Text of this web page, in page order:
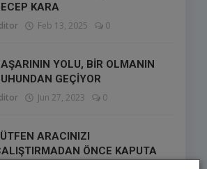
KARA
Feb 13, 2025 0
YOLU, BİR OLMANIN
GEÇİYOR
Jun 27, 2023 0
ARACINIZI
ÖNCE KAPUTA